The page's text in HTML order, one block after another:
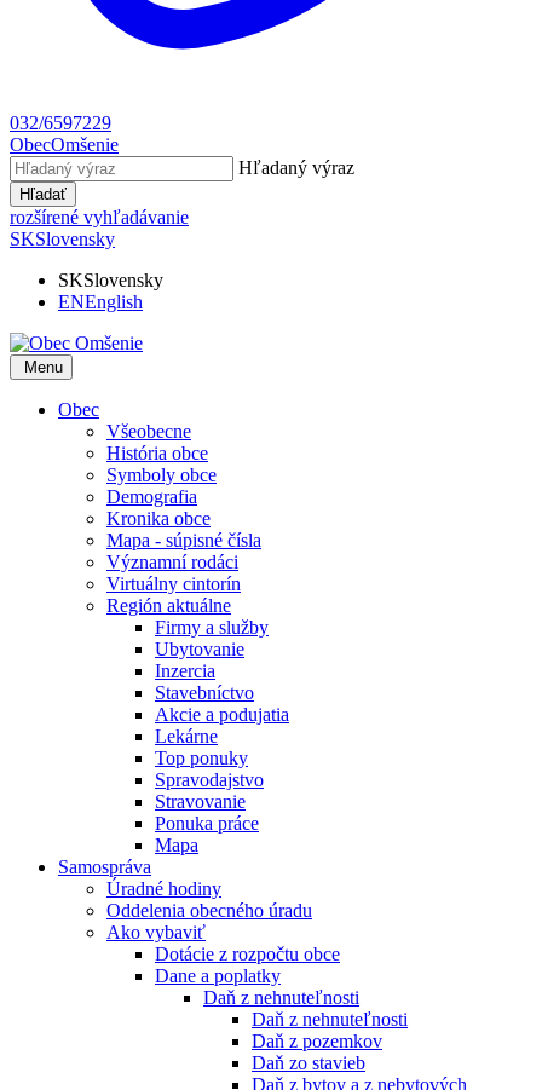
032/6597229
ObecOmšenie
Hľadaný výraz
Hľadať
rozšírené vyhľadávanie
SKSlovensky
SKSlovensky
ENEnglish
Menu
Obec
Všeobecne
História obce
Symboly obce
Demografia
Kronika obce
Mapa - súpisné čísla
Významní rodáci
Virtuálny cintorín
Región aktuálne
Firmy a služby
Ubytovanie
Inzercia
Stavebníctvo
Akcie a podujatia
Lekárne
Top ponuky
Spravodajstvo
Stravovanie
Ponuka práce
Mapa
Samospráva
Úradné hodiny
Oddelenia obecného úradu
Ako vybaviť
Dotácie z rozpočtu obce
Dane a poplatky
Daň z nehnuteľnosti
Daň z nehnuteľnosti
Daň z pozemkov
Daň zo stavieb
Daň z bytov a z nebytových